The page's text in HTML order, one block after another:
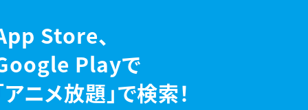
Store、
Playで
アニメ放題」で検索！